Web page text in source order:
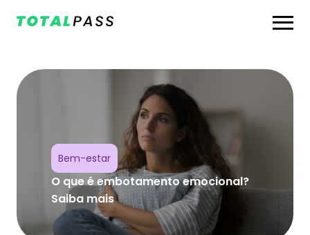
Bem-estar
O que é embotamento emocional?
Saiba mais